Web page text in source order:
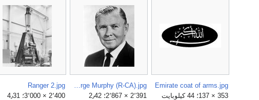
Emirate coat of arms.jpg
353 × 137؛ 44 كيلوبايت
2٬391 × 2٬867؛ 2٫42
Ranger 2.jpg
2٬400 × 3٬000؛ 4٫31